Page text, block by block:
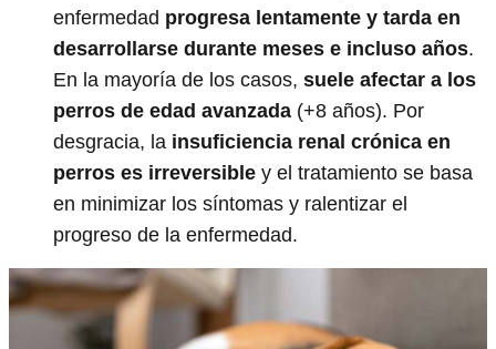
enfermedad progresa lentamente y tarda en
desarrollarse durante meses e incluso años.
En la mayoría de los casos, suele afectar a los
perros de edad avanzada (+8 años). Por
desgracia, la insuficiencia renal crónica en
perros es irreversible y el tratamiento se basa
en minimizar los síntomas y ralentizar el
progreso de la enfermedad.